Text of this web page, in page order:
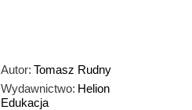
Autor: Tomasz Rudny
Wydawnictwo: Helion
Edukacja